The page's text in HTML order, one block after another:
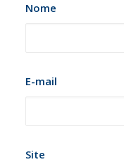
Nome
E-mail
Site